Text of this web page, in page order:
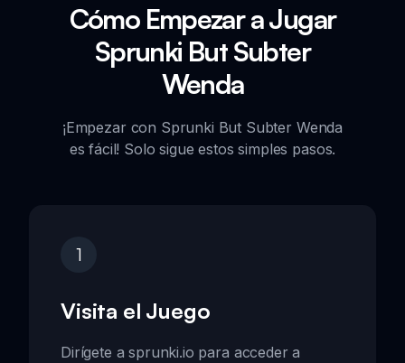
Cómo Empezar a Jugar
Sprunki But Subter
Wenda
¡Empezar con Sprunki But Subter Wenda
es fácil! Solo sigue estos simples pasos.
1
Visita el Juego
Dirígete a sprunki.io para acceder a